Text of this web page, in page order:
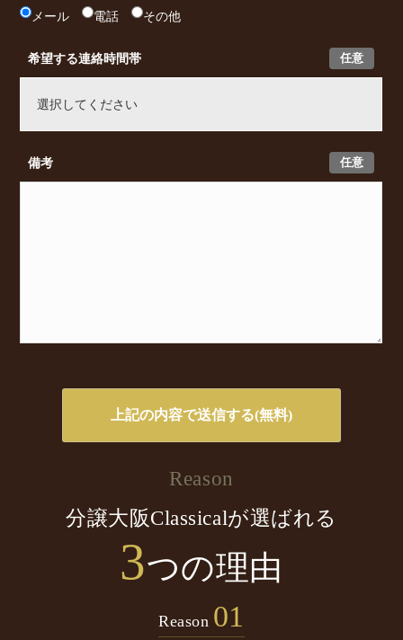
メール 電話 その他
任意
希望する連絡時間帯
任意
備考
Reason
分譲大阪Classicalが選ばれる
3つの理由
Reason 01